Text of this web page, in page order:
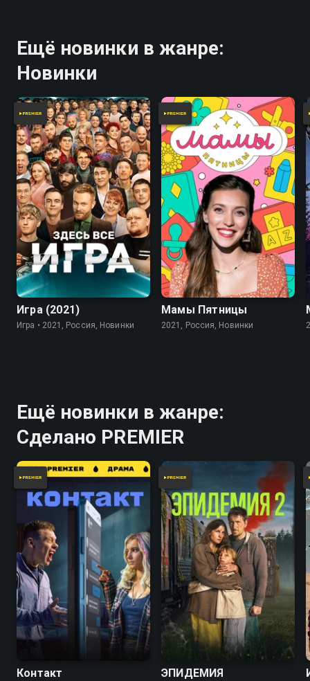
Ещё новинки в жанре:
Новинки
7.8
Игра (2021)
Игра • 2021, Россия, Новинки
Мамы Пятницы
2021, Россия, Новинки
Ещё новинки в жанре:
Сделано PREMIER
Контакт ЭПИДЕМИЯ